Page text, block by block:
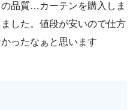
品質…カーテンを購入しま
した。値段が安いので仕方
ったなぁと思います